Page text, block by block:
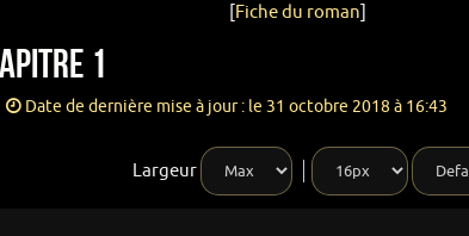
[Fiche du roman]
1
Date de dernière mise à jour : le 31 octobre 2018 à 16:43
Largeur